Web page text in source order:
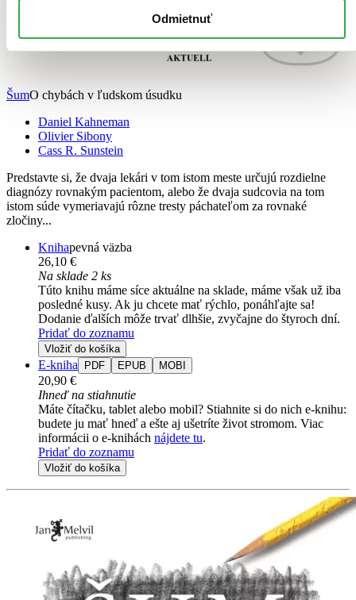
Odmietnuť
ŠumO chybách v ľudskom úsudku
Daniel Kahneman
Olivier Sibony
Cass R. Sunstein
Predstavte si, že dvaja lekári v tom istom meste určujú rozdielne
diagnózy rovnakým ­pacientom, alebo že dvaja sudcovia na tom
istom súde vymeriavajú rôzne tresty páchateľom za rovnaké
zločiny...
Knihapevná väzba
26,10 €
Na sklade 2 ks
Túto knihu máme síce aktuálne na sklade, máme však už iba
posledné kusy. Ak ju chcete mať rýchlo, ponáhľajte sa!
Dodanie ďalších môže trvať dlhšie, zvyčajne do štyroch dní.
Pridať do zoznamu
Vložiť do košíka
E-kniha PDF EPUB MOBI
20,90 €
Ihneď na stiahnutie
Máte čítačku, tablet alebo mobil? Stiahnite si do nich e-knihu:
budete ju mať hneď a ešte aj ušetríte život stromom. Viac
informácii o e-knihách nájdete tu.
Pridať do zoznamu
Vložiť do košíka